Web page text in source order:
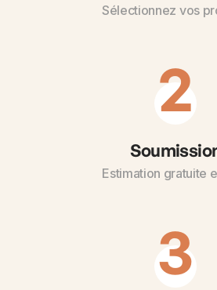
Sélectionnez vos
2
Estimation gratuite
3